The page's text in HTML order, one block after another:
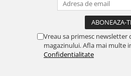
Vreau sa primesc newsletter
magazinului. Afla mai multe
Confidentialitate